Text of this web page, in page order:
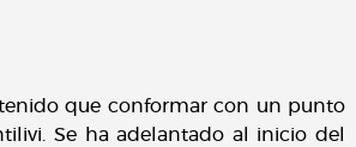
que conformar con un punto
Se ha adelantado al inicio del